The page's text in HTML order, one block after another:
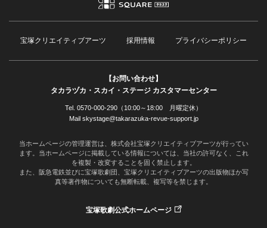
宝塚クリエイティブアーツ 採用情報 プライバシーポリシー
【お問い合わせ】
タカラヅカ・スカイ・ステージ カスタマーセンター
Tel. 0570-000-290（10:00～18:00 月曜定休）
Mail skystage@takarazuka-revue-support.jp
当ホームページの管理運営は、株式会社宝塚クリエイティブアーツが行ってい
ます。当ホームページに掲載している情報については、当社の許可なく、これ
を複製・改変することを固く禁止します。
また、阪急電鉄並びに宝塚歌劇団、宝塚クリエイティブアーツの出版物ほか写
真等著作物についても無断転載、複写等を禁じます。
宝塚歌劇公式ホームページ